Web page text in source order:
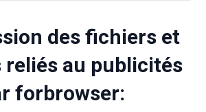
des fichiers et
reliés au publicités
forbrowser: